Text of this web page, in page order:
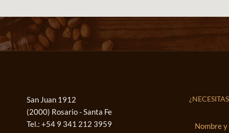
San Juan 1912
(2000) Rosario - Santa Fe
Tel.: +54 9 341 212 3959